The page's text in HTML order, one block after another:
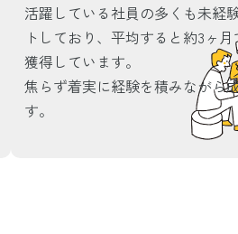
活躍している社員の多くも未経
トしており、平均すると約3ヶ
獲得しています。
焦らず着実に経験を積みながら
す。